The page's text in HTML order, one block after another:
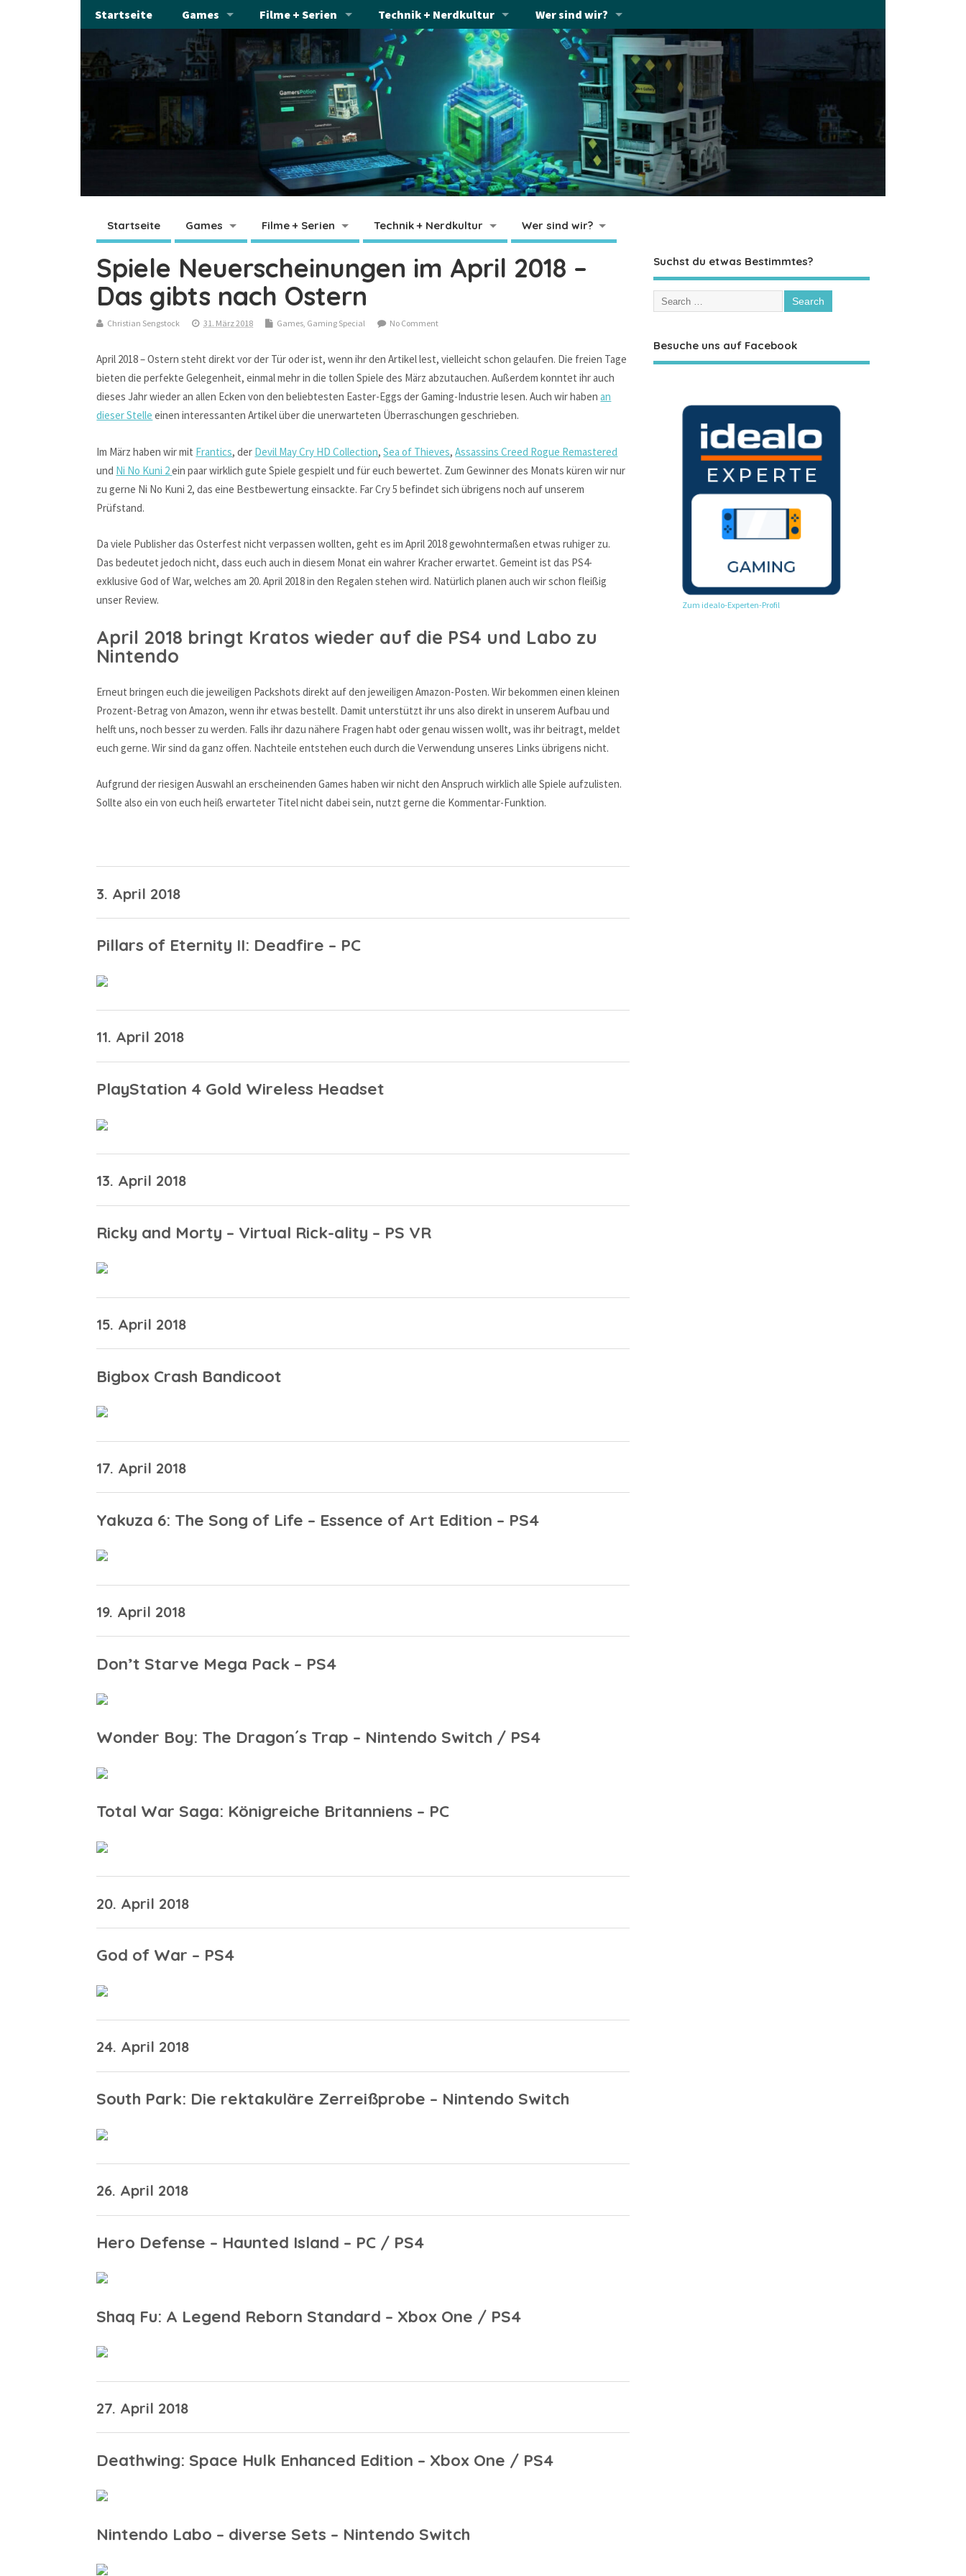
Startseite Games Filme + Serien Technik + Nerdkultur Wer sind wir?
Startseite Games Filme + Serien Technik + Nerdkultur Wer sind wir?
Spiele Neuerscheinungen im April 2018 –
Das gibts nach Ostern
Christian Sengstock 31. März 2018 Games Gaming Special No Comment
April 2018 – Ostern steht direkt vor der Tür oder ist, wenn ihr den Artikel lest, vielleicht schon gelaufen. Die freien Tage
bieten die perfekte Gelegenheit, einmal mehr in die tollen Spiele des März abzutauchen. Außerdem konntet ihr auch
dieses Jahr wieder an allen Ecken von den beliebtesten Easter-Eggs der Gaming-Industrie lesen. Auch wir habenan
dieser Stelle einen interessanten Artikel über die unerwarteten Überraschungen geschrieben.
Im März haben wir mit Frantics, der Devil May Cry HD Collection,Sea of Thieves,Assassins Creed Rogue Remastered
und Ni No Kuni 2ein paar wirklich gute Spiele gespielt und für euch bewertet. Zum Gewinner des Monats küren wir nur
zu gerne Ni No Kuni 2, das eine Bestbewertung einsackte. Far Cry 5 befindet sich übrigens noch auf unserem
Prüfstand.
Da viele Publisher das Osterfest nicht verpassen wollten, geht es im April 2018 gewohntermaßen etwas ruhiger zu.
Das bedeutet jedoch nicht, dass euch auch in diesem Monat ein wahrer Kracher erwartet. Gemeint ist das PS4-
exklusive God of War, welches am 20. April 2018 in den Regalen stehen wird. Natürlich planen auch wir schon fleißig
unser Review.
April 2018 bringt Kratos wieder auf die PS4 und Labo zu
Nintendo
Erneut bringen euch die jeweiligen Packshots direkt auf den jeweiligen Amazon-Posten. Wir bekommen einen kleinen
Prozent-Betrag von Amazon, wenn ihr etwas bestellt. Damit unterstützt ihr uns also direkt in unserem Aufbau und
helft uns, noch besser zu werden. Falls ihr dazu nähere Fragen habt oder genau wissen wollt, was ihr beitragt, meldet
euch gerne. Wir sind da ganz offen. Nachteile entstehen euch durch die Verwendung unseres Links übrigens nicht.
Aufgrund der riesigen Auswahl an erscheinenden Games haben wir nicht den Anspruch wirklich alle Spiele aufzulisten.
Sollte also ein von euch heiß erwarteter Titel nicht dabei sein, nutzt gerne die Kommentar-Funktion.
3. April 2018
Pillars of Eternity II: Deadfire – PC
11. April 2018
PlayStation 4 Gold Wireless Headset
13. April 2018
Ricky and Morty – Virtual Rick-ality – PS VR
15. April 2018
Bigbox Crash Bandicoot
17. April 2018
Yakuza 6: The Song of Life – Essence of Art Edition – PS4
19. April 2018
Don’t Starve Mega Pack – PS4
Wonder Boy: The Dragon´s Trap – Nintendo Switch / PS4
Total War Saga: Königreiche Britanniens – PC
20. April 2018
God of War – PS4
24. April 2018
South Park: Die rektakuläre Zerreißprobe – Nintendo Switch
26. April 2018
Hero Defense – Haunted Island – PC / PS4
Shaq Fu: A Legend Reborn Standard – Xbox One / PS4
27. April 2018
Deathwing: Space Hulk Enhanced Edition – Xbox One / PS4
Nintendo Labo – diverse Sets – Nintendo Switch
Suchst du etwas Bestimmtes?
Besuche uns auf Facebook
Zum idealo-Experten-Profil